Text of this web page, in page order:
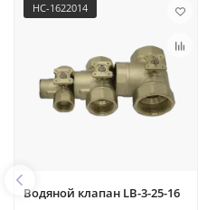
НС-1622014
Водяной клапан LB-3-25-16